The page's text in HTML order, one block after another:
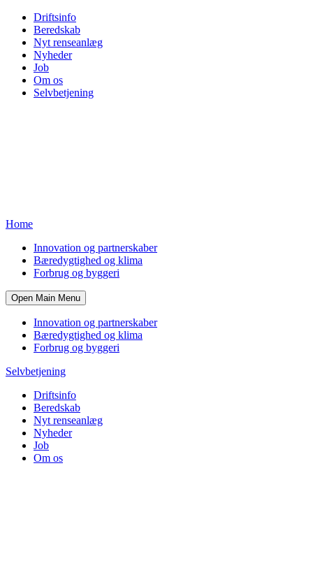
Driftsinfo
Beredskab
Nyt renseanlæg
Nyheder
Job
Om os
Selvbetjening
Home
Innovation og partnerskaber
Bæredygtighed og klima
Forbrug og byggeri
Open Main Menu
Innovation og partnerskaber
Bæredygtighed og klima
Forbrug og byggeri
Selvbetjening
Driftsinfo
Beredskab
Nyt renseanlæg
Nyheder
Job
Om os